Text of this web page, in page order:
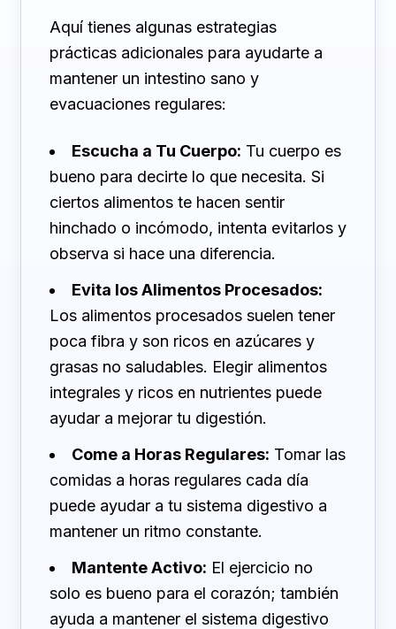
Aquí tienes algunas estrategias
prácticas adicionales para ayudarte a
mantener un intestino sano y
evacuaciones regulares:
Escucha a Tu Cuerpo: Tu cuerpo es
bueno para decirte lo que necesita. Si
ciertos alimentos te hacen sentir
hinchado o incómodo, intenta evitarlos y
observa si hace una diferencia.
Evita los Alimentos Procesados:
Los alimentos procesados suelen tener
poca fibra y son ricos en azúcares y
grasas no saludables. Elegir alimentos
integrales y ricos en nutrientes puede
ayudar a mejorar tu digestión.
Come a Horas Regulares: Tomar las
comidas a horas regulares cada día
puede ayudar a tu sistema digestivo a
mantener un ritmo constante.
Mantente Activo: El ejercicio no
solo es bueno para el corazón; también
ayuda a mantener el sistema digestivo